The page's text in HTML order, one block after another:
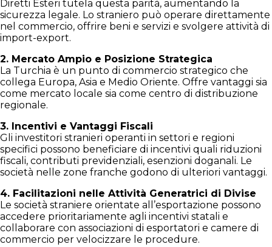
Diretti Esteri tutela questa parità, aumentando la
sicurezza legale. Lo straniero può operare direttamente
nel commercio, offrire beni e servizi e svolgere attività di
import-export.
2. Mercato Ampio e Posizione Strategica
La Turchia è un punto di commercio strategico che
collega Europa, Asia e Medio Oriente. Offre vantaggi sia
come mercato locale sia come centro di distribuzione
regionale.
3. Incentivi e Vantaggi Fiscali
Gli investitori stranieri operanti in settori e regioni
specifici possono beneficiare di incentivi quali riduzioni
fiscali, contributi previdenziali, esenzioni doganali. Le
società nelle zone franche godono di ulteriori vantaggi.
4. Facilitazioni nelle Attività Generatrici di Divise
Le società straniere orientate all’esportazione possono
accedere prioritariamente agli incentivi statali e
collaborare con associazioni di esportatori e camere di
commercio per velocizzare le procedure.